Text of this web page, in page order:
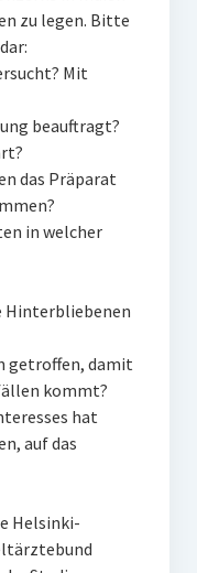
zu legen. Bitte
Mit
beauftragt?
das Präparat
in welcher
Hinterbliebenen
getroffen, damit
kommt?
hat
auf das
Helsinki-